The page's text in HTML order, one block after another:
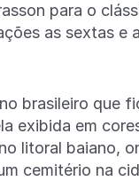
para o
as sextas e
brasileiro que
exibida em
litoral baiano,
cemitério na